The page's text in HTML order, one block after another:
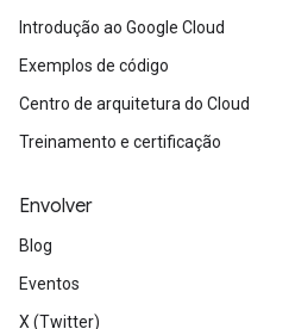
Introdução ao Google Cloud
Exemplos de código
Centro de arquitetura do Cloud
Treinamento e certificação
Envolver
Blog
Eventos
X (Twitter)